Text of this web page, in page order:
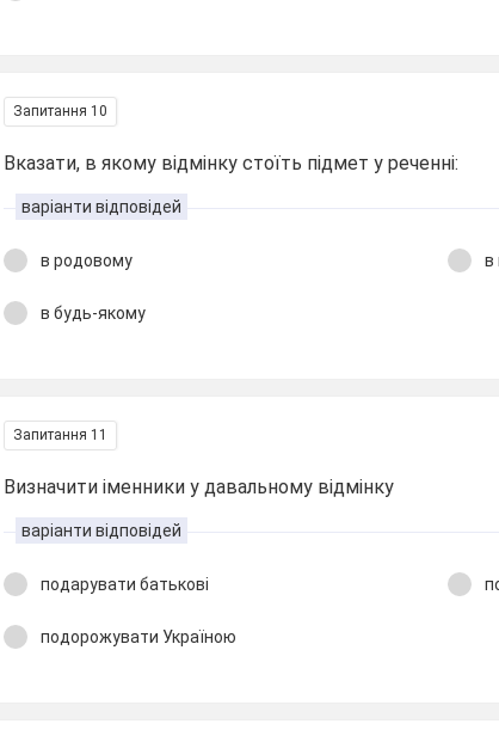
Запитання 10
Вказати, в якому відмінку стоїть підмет у реченні:
варіанти відповідей
в родовому в
в будь-якому
Запитання 11
Визначити іменники у давальному відмінку
варіанти відповідей
подарувати батькові
подорожувати Україною